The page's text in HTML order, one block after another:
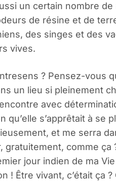
un certain nombre
de résine et de
des singes et des
vives.
? Pensez-vous
un lieu si pleinement
avec
s’apprêtait à se
et me serra
gratuitement, comme
jour indien de ma
! Être vivant, c’était ça